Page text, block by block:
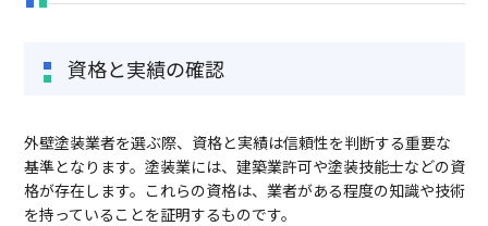
資格と実績の確認
外壁塗装業者を選ぶ際、資格と実績は信頼性を判断する重要な
基準となります。塗装業には、建築業許可や塗装技能士などの資
格が存在します。これらの資格は、業者がある程度の知識や技術
を持っていることを証明するものです。